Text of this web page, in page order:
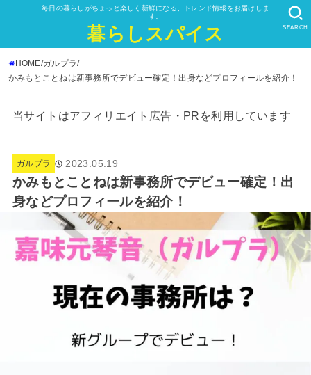
毎日の暮らしがちょっと楽しく新鮮になる、トレンド情報をお届けしま
す。
暮らしスパイス SEARCH
HOME ガルプラ
かみもとことねは新事務所でデビュー確定！出身などプロフィールを紹介！
当サイトはアフィリエイト広告・PRを利用しています
ガルプラ 2023.05.19
かみもとことねは新事務所でデビュー確定！出
身などプロフィールを紹介！